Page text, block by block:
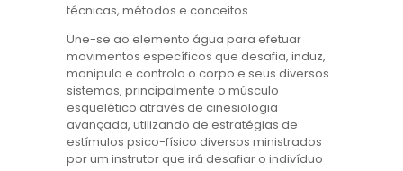
técnicas, métodos e conceitos.
Une-se ao elemento água para efetuar
movimentos específicos que desafia, induz,
manipula e controla o corpo e seus diversos
sistemas, principalmente o músculo
esquelético através de cinesiologia
avançada, utilizando de estratégias de
estímulos psico-físico diversos ministrados
por um instrutor que irá desafiar o indivíduo